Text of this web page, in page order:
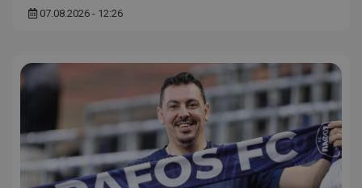
07.08.2026 - 12:26